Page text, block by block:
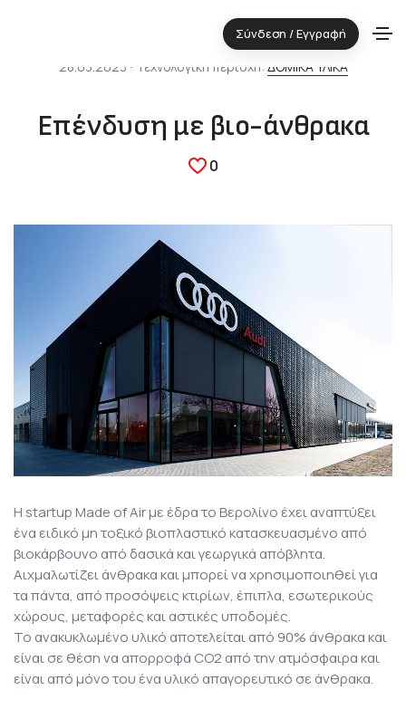
Σύνδεση / Εγγραφή
28.03.2023 ⋅ Τεχνολογική περιοχή: ΔΟΜΙΚΑ ΥΛΙΚΑ
Επένδυση με βιο-άνθρακα
0
Η startup Made of Air με έδρα το Βερολίνο έχει αναπτύξει
ένα ειδικό μη τοξικό βιοπλαστικό κατασκευασμένο από
βιοκάρβουνο από δασικά και γεωργικά απόβλητα.
Αιχμαλωτίζει άνθρακα και μπορεί να χρησιμοποιηθεί για
τα πάντα, από προσόψεις κτιρίων, έπιπλα, εσωτερικούς
χώρους, μεταφορές και αστικές υποδομές.
Το ανακυκλωμένο υλικό αποτελείται από 90% άνθρακα και
είναι σε θέση να απορροφά CO2 από την ατμόσφαιρα και
είναι από μόνο του ένα υλικό απαγορευτικό σε άνθρακα.